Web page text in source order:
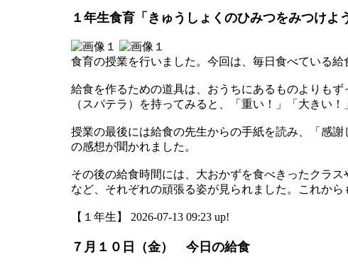
１年生食育「きゅうしょくのひみつをみつけよ
食育の授業を行いました。今回は、毎日食べている
給食を作るための道具は、おうちにあるものよりも
（スパテラ）を持ってみると、「重い！」「大きい！
授業の最後には給食の先生からの手紙を読み、「感
の感想が聞かれました。
その後の給食時間には、大おかずを食べきったクラ
など、それぞれの頑張る姿が見られました。これか
【１年生】 2026-07-13 09:23 up!
７月１０日（金） 今日の給食